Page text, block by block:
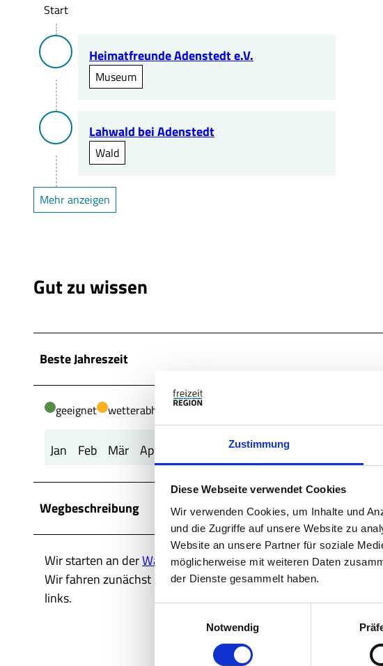
Zustimmung
Diese Webseite verwendet Cookies
Wir verwenden Cookies, um Inhalte und
und die Zugriffe auf unsere Website zu
Website an unsere Partner für soziale
möglicherweise mit weiteren Daten
der Dienste gesammelt haben.
Notwendig
Start
Heimatfreunde Adenstedt e.V.
Museum
Lahwald bei Adenstedt
Wald
Mehr anzeigen
Gut zu wissen
Beste Jahreszeit
geeignet wetterabhängig
Jan Feb Mär Apr Jul Aug Sep
Wegbeschreibung
Wir starten an derWaldgaststätte Odinshainam Rande des
Wir fahren zunächst den Waldweg in Richtung Osten. An der
links.